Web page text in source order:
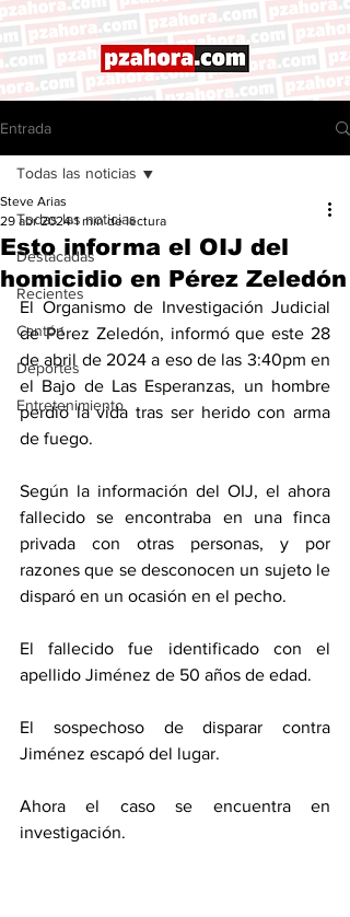
Entrada
Todas las noticias
Destacadas
Recientes
Cantón
Deportes
Entretenimiento
Todas las noticias
Esto informa el OIJ del
homicidio en Pérez Zeledón
Steve Arias
29 abr 2024 1 min de lectura
El Organismo de Investigación Judicial
de Pérez Zeledón, informó que este 28
de abril de 2024 a eso de las 3:40pm en
el Bajo de Las Esperanzas, un hombre
perdió la vida tras ser herido con arma
de fuego.
Según la información del OIJ, el ahora
fallecido se encontraba en una finca
privada con otras personas, y por
razones que se desconocen un sujeto le
disparó en un ocasión en el pecho.
El fallecido fue identificado con el
apellido Jiménez de 50 años de edad.
El sospechoso de disparar contra
Jiménez escapó del lugar.
Ahora el caso se encuentra en
investigación.